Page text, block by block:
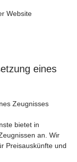
Website
eines
Zeugnisses
bietet in
an. Wir
Preisauskünfte und